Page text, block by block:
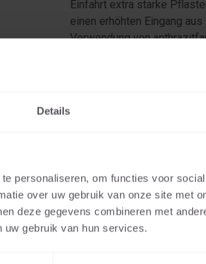
Details
personaliseren, om functies voor
over uw gebruik van onze site met
deze gegevens combineren met
gebruik van hun services.
Einfahrt extra starke
einen erhöhten Eingang
Verwendung von
einzigartiges Aussehen,